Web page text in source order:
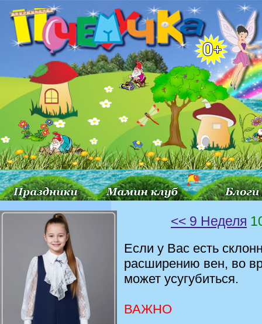
<< 9 Неделя
Если у Вас есть
расширению вен, во
может усугубиться.
ВАЖНО